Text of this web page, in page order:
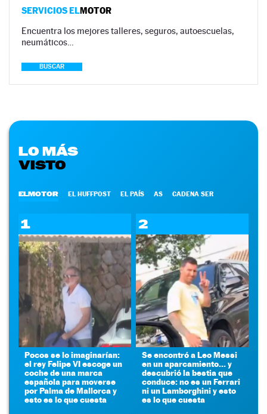
SERVICIOS ELMOTOR
Encuentra los mejores talleres, seguros, autoescuelas,
neumáticos…
BUSCAR
LO MÁS
VISTO
ELMOTOR EL HUFFPOST EL PAÍS AS CADENA SER
1
Pocos se lo imaginarían:
el rey Felipe VI escoge un
coche de una marca
española para moverse
por Palma de Mallorca y
esto es lo que cuesta
2
Se encontró a Leo Messi
en un aparcamiento... y
descubrió la bestia que
conduce: no es un Ferrari
ni un Lamborghini y esto
es lo que cuesta